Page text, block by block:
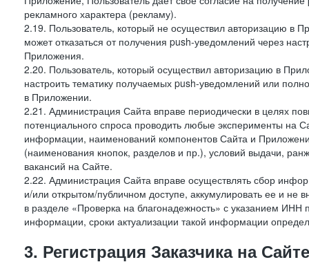
рекламного характера (рекламу).
2.19. Пользователь, который не осуществил авторизацию в
может отказаться от получения push-уведомлений через
Приложения.
2.20. Пользователь, который осуществил авторизацию в
настроить тематику получаемых push-уведомлений или
в Приложении.
2.21. Администрация Сайта вправе периодически в целях
потенциального спроса проводить любые эксперименты на
информации, наименований компонентов Сайта и
(наименования кнопок, разделов и пр.), условий выдачи,
вакансий на Сайте.
2.22. Администрация Сайта вправе осуществлять сбор
и/или открытом/публичном доступе, аккумулировать ее и не
в разделе «Проверка на благонадежность» с указанием
информации, сроки актуализации такой информации
3. Регистрация Заказчика на Сайте